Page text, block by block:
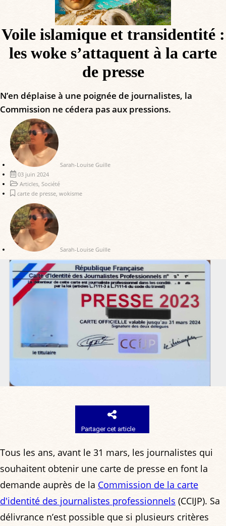
Voile islamique et transidentité :
les woke s’attaquent à la carte
de presse
N’en déplaise à une poignée de journalistes, la
Commission ne cédera pas aux pressions.
Sarah-Louise Guille
03 juin 2024
Articles, Société
carte de presse, wokisme
Sarah-Louise Guille
Partager cet article
Tous les ans, avant le 31 mars, les journalistes qui
souhaitent obtenir une carte de presse en font la
demande auprès de la Commission de la carte
d'identité des journalistes professionnels (CCIJP). Sa
délivrance n’est possible que si plusieurs critères